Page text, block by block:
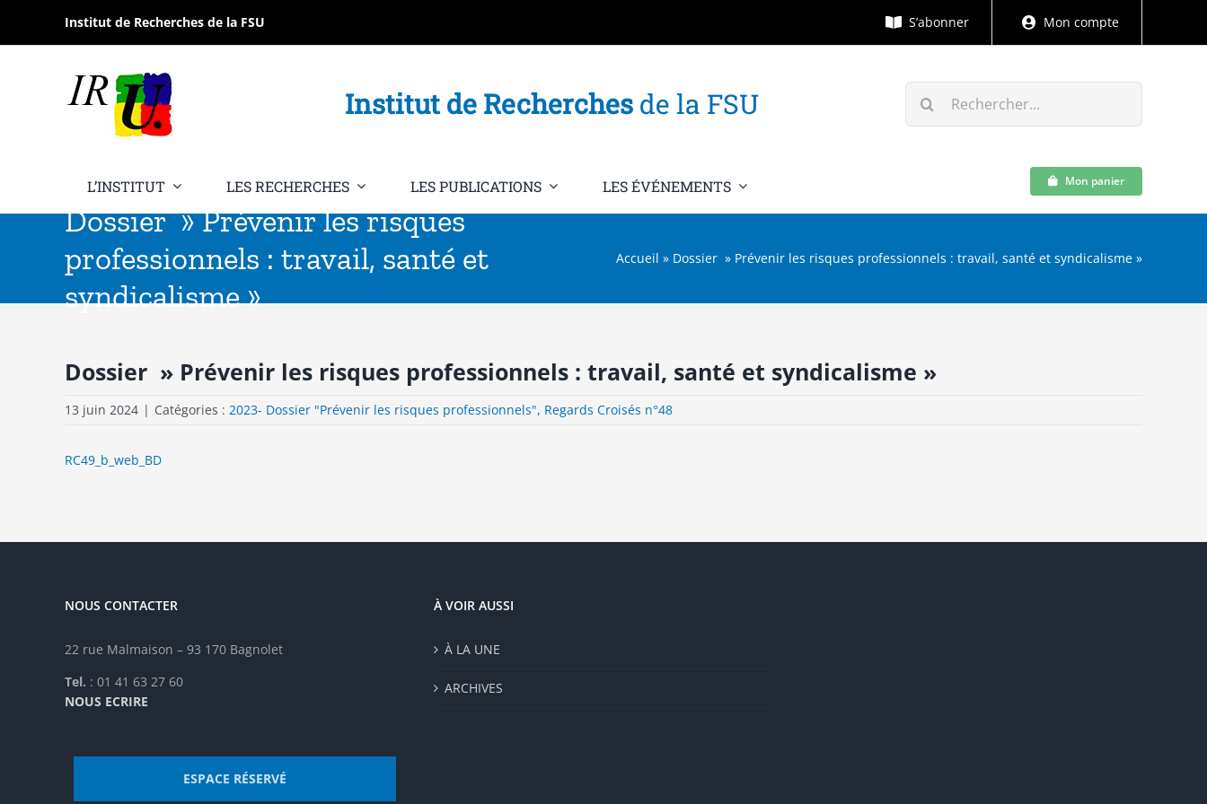
contenu
Institut de Recherches de la FSU S’abonner Mon compte
Institut de Recherchesde la FSU Rechercher:
L’INSTITUT LES RECHERCHES LES PUBLICATIONS LES ÉVÉNEMENTS Mon panier
Dossier » Prévenir les risques
professionnels : travail, santé et
syndicalisme »
Accueil » Dossier » Prévenir les risques professionnels : travail, santé et syndicalisme »
Dossier » Prévenir les risques professionnels : travail, santé et syndicalisme »
13 juin 2024 | Catégories : 2023- Dossier "Prévenir les risques professionnels", Regards Croisés n°48
RC49_b_web_BD
NOUS CONTACTER
22 rue Malmaison – 93 170 Bagnolet
Tel. : 01 41 63 27 60
NOUS ECRIRE
ESPACE RÉSERVÉ
À VOIR AUSSI
À LA UNE
ARCHIVES